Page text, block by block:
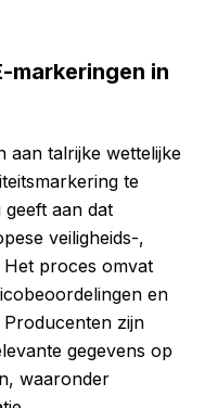
markeringen in
aan talrijke wettelijke
te
aan dat
veiligheids-,
proces omvat
en
zijn
gegevens op
waaronder